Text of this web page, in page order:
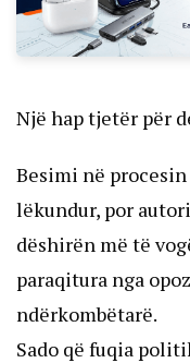
Një hap tjetër për
Besimi në
lëkundur, por
dëshirën më të
paraqitura nga
ndërkombëtarë.
Sado që fuqia